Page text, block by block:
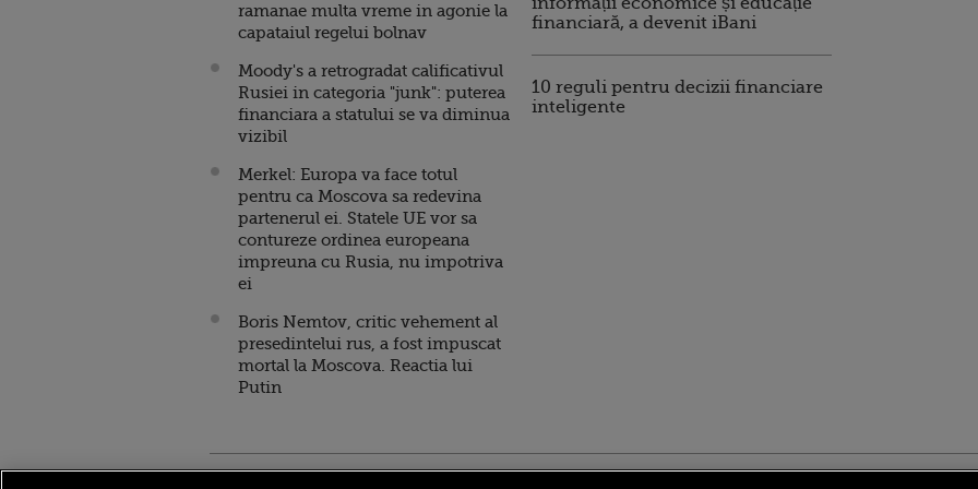
ramanae multa vreme in agonie la
capataiul regelui bolnav
Moody's a retrogradat calificativul
Rusiei in categoria "junk": puterea
financiara a statului se va diminua
vizibil
Merkel: Europa va face totul
pentru ca Moscova sa redevina
partenerul ei. Statele UE vor sa
contureze ordinea europeana
impreuna cu Rusia, nu impotriva
ei
Boris Nemtov, critic vehement al
presedintelui rus, a fost impuscat
mortal la Moscova. Reactia lui
Putin
financiară, a devenit iBani
10 reguli pentru decizii financiare
inteligente